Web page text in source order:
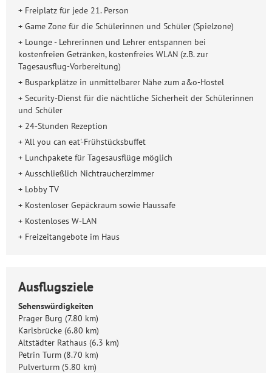
+ Freiplatz für jede 21. Person
+ Game Zone für die Schülerinnen und Schüler (Spielzone)
+ Lounge - Lehrerinnen und Lehrer entspannen bei
kostenfreien Getränken, kostenfreies WLAN (z.B. zur
Tagesausflug-Vorbereitung)
+ Busparkplätze in unmittelbarer Nähe zum a&o-Hostel
+ Security-Dienst für die nächtliche Sicherheit der Schülerinnen
und Schüler
+ 24-Stunden Rezeption
+ 'All you can eat'-Frühstücksbuffet
+ Lunchpakete für Tagesausflüge möglich
+ Ausschließlich Nichtraucherzimmer
+ Lobby TV
+ Kostenloser Gepäckraum sowie Haussafe
+ Kostenloses W-LAN
+ Freizeitangebote im Haus
Ausflugsziele
Sehenswürdigkeiten
Prager Burg (7.80 km)
Karlsbrücke (6.80 km)
Altstädter Rathaus (6.3 km)
Petrin Turm (8.70 km)
Pulverturm (5.80 km)